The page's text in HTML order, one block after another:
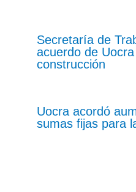
Secretaría de
acuerdo de
construcción
Uocra acordó
sumas fijas para